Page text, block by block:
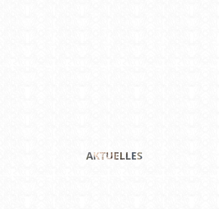
AKTUELLES